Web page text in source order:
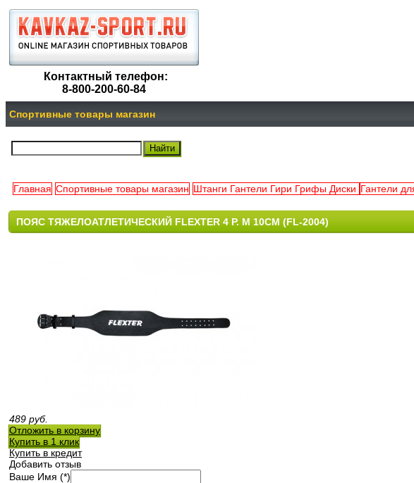
Контактный телефон:
8-800-200-60-84
Спортивные товары магазин
Главная Спортивные товары магазин Штанги Гантели Гири Грифы Диски Гантели
ПОЯС ТЯЖЕЛОАТЛЕТИЧЕСКИЙ FLEXTER 4 Р. M 10СМ (FL-2004)
489 руб.
Отложить в корзину
Купить в 1 клик
Купить в кредит
Добавить отзыв
Ваше Имя (*)